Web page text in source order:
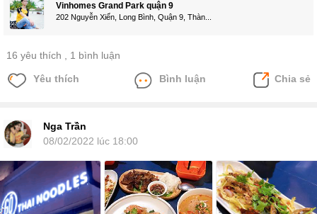
Vinhomes Grand Park quận 9
202 Nguyễn Xiển, Long Bình, Quận 9, Thàn...
16 yêu thích , 1 bình luận
Yêu thích Bình luận Chia sẻ
Nga Trần
08/02/2022 lúc 18:00